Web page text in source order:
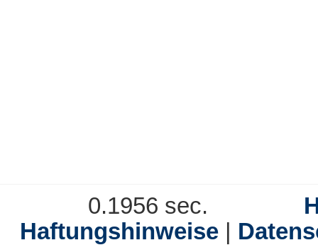
0.1956 sec.
Haftungshinweise|